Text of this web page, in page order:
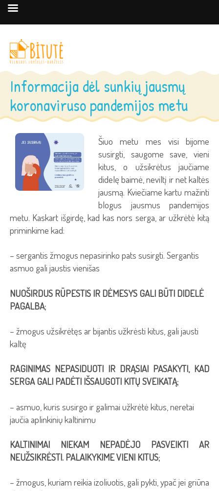
Informacija dėl sunkių jausmų
koronaviruso pandemijos metu
Šiuo metu mes visi bijome
susirgti, saugome save, vieni
kitus, o užsikrėtus jaučiame
didelę baimė, neviltį ir net kaltės
jausmą. Kviečiame kartu mažinti
blogus jausmus pandemijos
metu. Kaskart išgirdę, kad kas nors serga, ar užkrėtė kitą
priminkime kad:
– sergantis žmogus nepasirinko pats susirgti. Sergantis
asmuo gali jaustis vienišas
NUOŠIRDUS RŪPESTIS IR DĖMESYS GALI BŪTI DIDELĖ
PAGALBA;
– žmogus užsikrėtęs ar bijantis užkrėsti kitus, gali jausti
kaltę
RAGINIMAS NEPASIDUOTI IR DRĄSIAI PASAKYTI, KAD
SERGA GALI PADĖTI IŠSAUGOTI KITŲ SVEIKATĄ;
– asmuo, kuris susirgo ir galimai užkrėtė kitus, neretai
jaučia aplinkinių kaltinimu
KALTINIMAI NIEKAM NEPADĖJO PASVEIKTI AR
NEUŽSIKRĖSTI. PALAIKYKIME VIENI KITUS;
– žmogus, kuriam reikia izoliuotis, gali pykti, ypač jei griūna